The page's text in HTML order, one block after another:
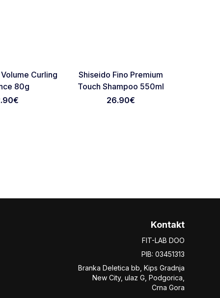
Favorite
Curling
80g
€
Favorite
Shiseido Fino Premium
Touch Shampoo 550ml
26.90€
Kontakt
FIT-LAB DOO
PIB: 03451313
Branka Deletica bb, Kips Gradnja
New City, ulaz G, Podgorica,
Crna Gora